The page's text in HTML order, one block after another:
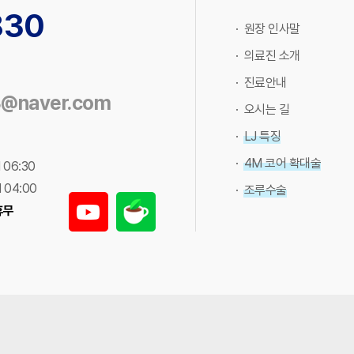
06:30
04:00
무
· 원장 인사말
· 의료진 소개
· 진료안내
· 오시는 길
· LJ 특징
· 4M 코어 확대술
· 조루수술